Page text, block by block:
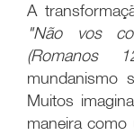
A
"Não vos
(Romanos
mundanismo
Muitos
maneira